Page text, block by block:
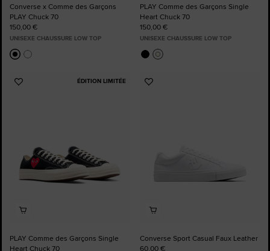
Converse x Comme des Garçons
PLAY Chuck 70
150,00 €
UNISEXE CHAUSSURE LOW TOP
PLAY Comme des Garçons Single
Heart Chuck 70
150,00 €
UNISEXE CHAUSSURE LOW TOP
ÉDITION LIMITÉE
Ajouter
PLAY Comme des Garçons Single
Heart Chuck 70
Ajouter
Converse Sport Casual Faux Leather
60,00 €